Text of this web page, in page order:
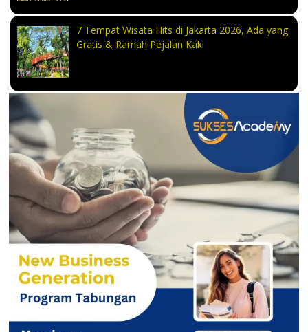
7 Tempat Wisata Hits di Jakarta 2026, Ada yang
Gratis & Ramah Pejalan Kaki